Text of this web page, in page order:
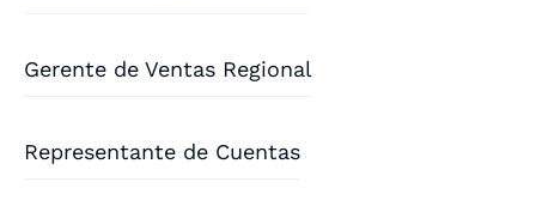
Gerente de Ventas Regional
Representante de Cuentas